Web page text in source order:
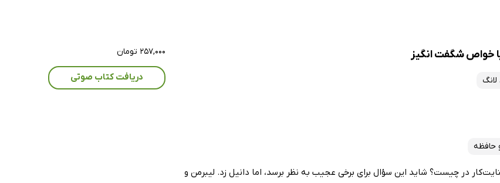
خواص شگفت انگیز
در چیست؟ شاید این سؤال برای برخی عجیب به نظر برسد، اما دانیل زد. لیبرمن و
۲۵۷,۰۰۰ تومان
دریافت کتاب صوتی